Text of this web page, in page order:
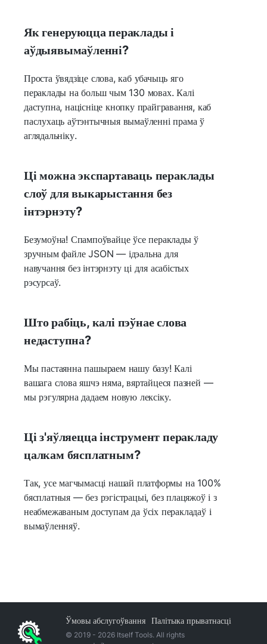
Як генеруюцца пераклады і
аўдыявымаўленні?
Проста ўвядзіце слова, каб убачыць яго
пераклады на больш чым 130 мовах. Калі
даступна, націсніце кнопку прайгравання, каб
паслухаць аўтэнтычныя вымаўленні прама ў
аглядальніку.
Ці можна экспартаваць пераклады
слоў для выкарыстання без
інтэрнэту?
Безумоўна! Спампоўвайце ўсе пераклады ў
зручным файле JSON — ідэальна для
навучання без інтэрнэту ці для асабістых
рэсурсаў.
Што рабіць, калі пэўнае слова
недаступна?
Мы пастаянна пашыраем нашу базу! Калі
вашага слова яшчэ няма, вяртайцеся пазней —
мы рэгулярна дадаем новую лексіку.
Ці з'яўляецца інструмент перакладу
цалкам бясплатным?
Так, усе магчымасці нашай платформы на 100%
бясплатныя — без рэгістрацыі, без плацяжоў і з
неабмежаваным доступам да ўсіх перакладаў і
вымаўленняў.
Ўмовы абслугоўвання Палітыка прыватнасці
© 2019 - 2026 Itself Tools. All rights